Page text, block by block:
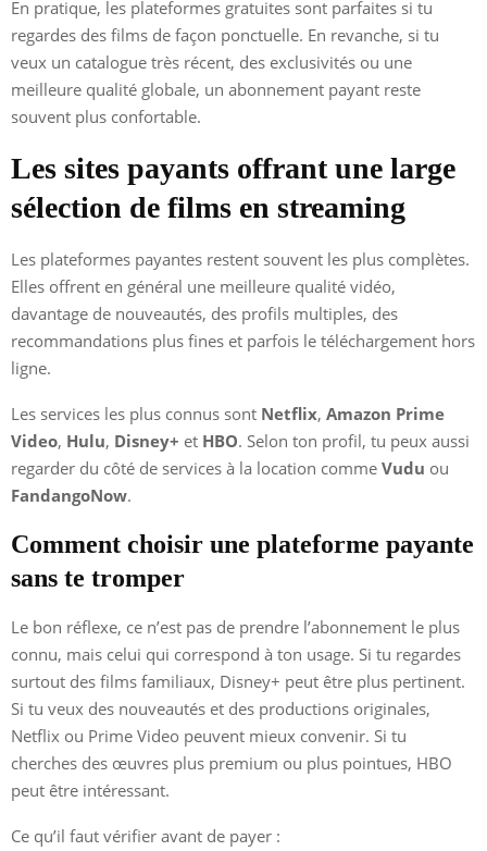
En pratique, les plateformes gratuites sont parfaites si tu
regardes des films de façon ponctuelle. En revanche, si tu
veux un catalogue très récent, des exclusivités ou une
meilleure qualité globale, un abonnement payant reste
souvent plus confortable.
Les sites payants offrant une large
sélection de films en streaming
Les plateformes payantes restent souvent les plus complètes.
Elles offrent en général une meilleure qualité vidéo,
davantage de nouveautés, des profils multiples, des
recommandations plus fines et parfois le téléchargement hors
ligne.
Les services les plus connus sont Netflix, Amazon Prime
Video, Hulu, Disney+ et HBO. Selon ton profil, tu peux aussi
regarder du côté de services à la location comme Vudu ou
FandangoNow.
Comment choisir une plateforme payante
sans te tromper
Le bon réflexe, ce n’est pas de prendre l’abonnement le plus
connu, mais celui qui correspond à ton usage. Si tu regardes
surtout des films familiaux, Disney+ peut être plus pertinent.
Si tu veux des nouveautés et des productions originales,
Netflix ou Prime Video peuvent mieux convenir. Si tu
cherches des œuvres plus premium ou plus pointues, HBO
peut être intéressant.
Ce qu’il faut vérifier avant de payer :